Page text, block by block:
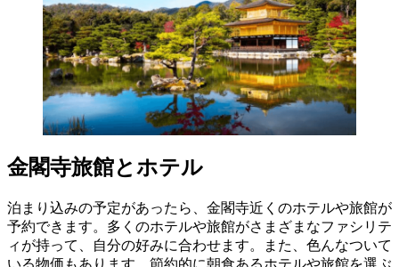
金閣寺旅館とホテル
泊まり込みの予定があったら、金閣寺近くのホテルや旅館が
予約できます。多くのホテルや旅館がさまざまなファシリテ
ィが持って、自分の好みに合わせます。また、色んなついて